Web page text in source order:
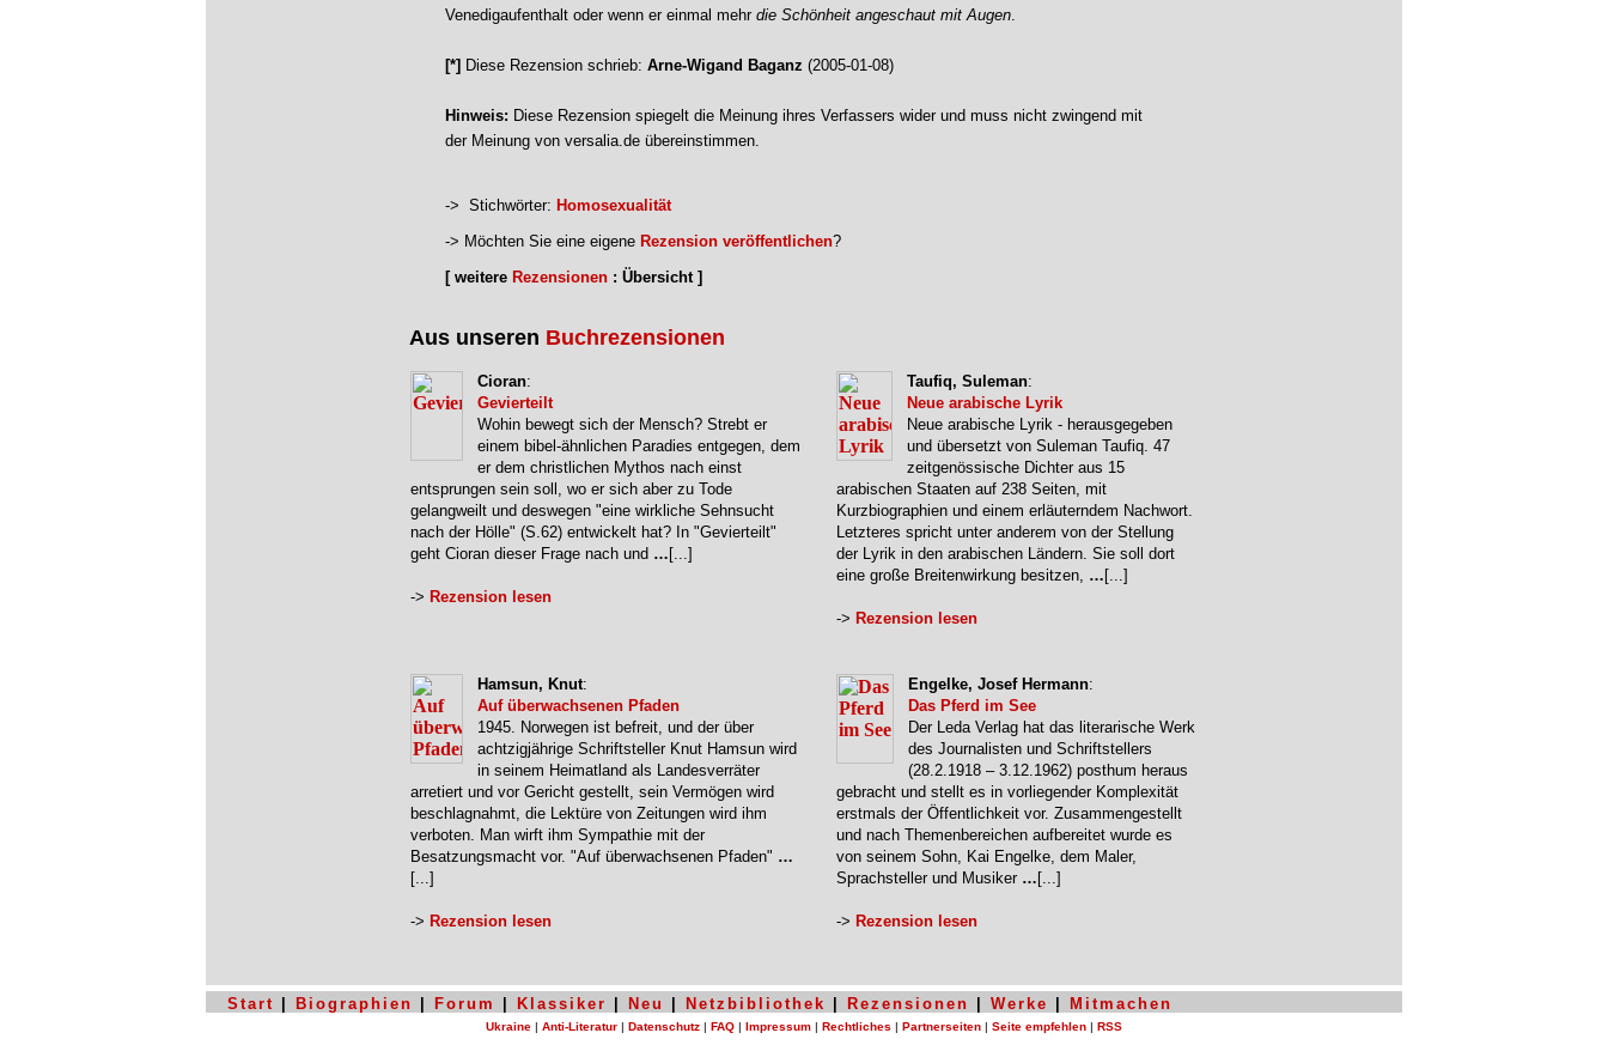
Venedigaufenthalt oder wenn er einmal mehr die Schönheit angeschaut mit Augen.
[*] Diese Rezension schrieb: Arne-Wigand Baganz (2005-01-08)
Hinweis: Diese Rezension spiegelt die Meinung ihres Verfassers wider und muss nicht zwingend mit
der Meinung von versalia.de übereinstimmen.
-> Stichwörter: Homosexualität
-> Möchten Sie eine eigene Rezension veröffentlichen?
[ weitere Rezensionen : Übersicht ]
Aus unseren Buchrezensionen
Cioran:
Gevierteilt
Wohin bewegt sich der Mensch? Strebt er
einem bibel-ähnlichen Paradies entgegen, dem
er dem christlichen Mythos nach einst
entsprungen sein soll, wo er sich aber zu Tode
gelangweilt und deswegen "eine wirkliche Sehnsucht
nach der Hölle" (S.62) entwickelt hat? In "Gevierteilt"
geht Cioran dieser Frage nach und … [...]
-> Rezension lesen
Taufiq, Suleman:
Neue arabische Lyrik
Neue arabische Lyrik - herausgegeben
und übersetzt von Suleman Taufiq. 47
zeitgenössische Dichter aus 15
arabischen Staaten auf 238 Seiten, mit
Kurzbiographien und einem erläuterndem Nachwort.
Letzteres spricht unter anderem von der Stellung
der Lyrik in den arabischen Ländern. Sie soll dort
eine große Breitenwirkung besitzen, … [...]
-> Rezension lesen
Hamsun, Knut:
Auf überwachsenen Pfaden
1945. Norwegen ist befreit, und der über
achtzigjährige Schriftsteller Knut Hamsun wird
in seinem Heimatland als Landesverräter
arretiert und vor Gericht gestellt, sein Vermögen wird
beschlagnahmt, die Lektüre von Zeitungen wird ihm
verboten. Man wirft ihm Sympathie mit der
Besatzungsmacht vor. "Auf überwachsenen Pfaden" …
[...]
-> Rezension lesen
Engelke, Josef Hermann:
Das Pferd im See
Der Leda Verlag hat das literarische Werk
des Journalisten und Schriftstellers
(28.2.1918 – 3.12.1962) posthum heraus
gebracht und stellt es in vorliegender Komplexität
erstmals der Öffentlichkeit vor. Zusammengestellt
und nach Themenbereichen aufbereitet wurde es
von seinem Sohn, Kai Engelke, dem Maler,
Sprachsteller und Musiker … [...]
-> Rezension lesen
Start Biographien Forum Klassiker Neu Netzbibliothek Rezensionen Werke Mitmachen
Ukraine | Anti-Literatur | Datenschutz | FAQ | Impressum | Rechtliches | Partnerseiten | Seite empfehlen | RSS